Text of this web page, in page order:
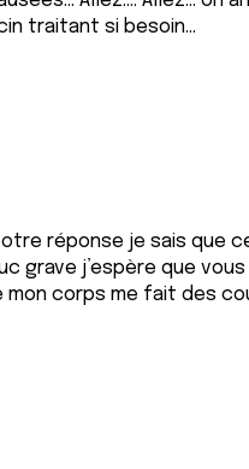
traitant si besoin...
réponse je sais que
grave j’espère que
mon corps me fait des